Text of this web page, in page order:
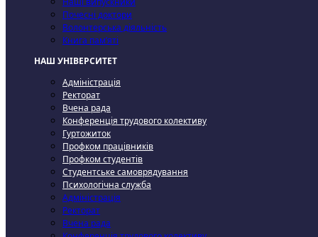
Почесні доктори
Волонтерська діяльність
Книга пам’яті
НАШ УНІВЕРСИТЕТ
Адміністрація
Ректорат
Вчена рада
Конференція трудового колективу
Гуртожиток
Профком працівників
Профком студентів
Студентське самоврядування
Психологічна служба
Адміністрація
Ректорат
Вчена рада